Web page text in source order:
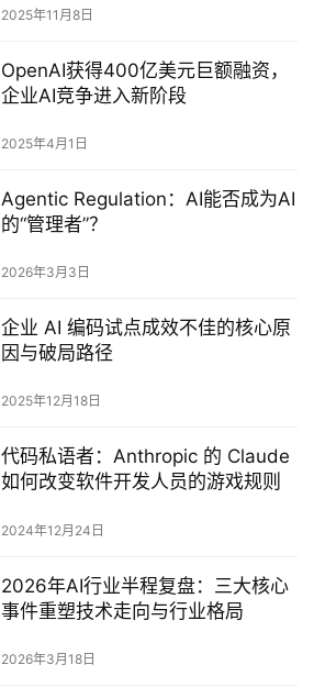
2025年11月8日
OpenAI获得400亿美元巨额融资，
企业AI竞争进入新阶段
2025年4月1日
Agentic Regulation：AI能否成为AI
的“管理者”？
2026年3月3日
企业 AI 编码试点成效不佳的核心原
因与破局路径
2025年12月18日
代码私语者：Anthropic 的 Claude
如何改变软件开发人员的游戏规则
2024年12月24日
2026年AI行业半程复盘：三大核心
事件重塑技术走向与行业格局
2026年3月18日